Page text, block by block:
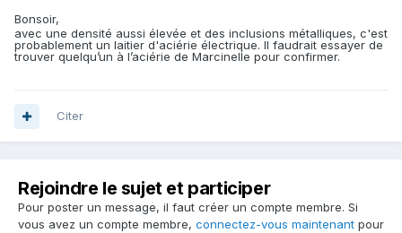
Bonsoir,
avec une densité aussi élevée et des inclusions métalliques, c'est
probablement un laitier d'aciérie électrique. Il faudrait essayer de
trouver quelqu’un à l’aciérie de Marcinelle pour confirmer.
Citer
Rejoindre le sujet et participer
Pour poster un message, il faut créer un compte membre. Si
vous avez un compte membre, connectez-vous maintenant pour